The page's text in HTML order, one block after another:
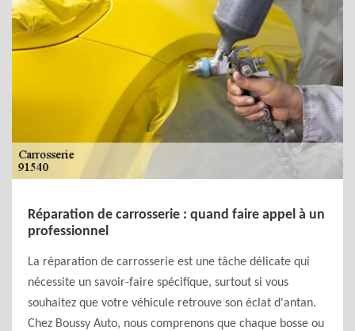
Réparation de carrosserie : quand faire appel à un
professionnel
La réparation de carrosserie est une tâche délicate qui
nécessite un savoir-faire spécifique, surtout si vous
souhaitez que votre véhicule retrouve son éclat d'antan.
Chez Boussy Auto, nous comprenons que chaque bosse ou